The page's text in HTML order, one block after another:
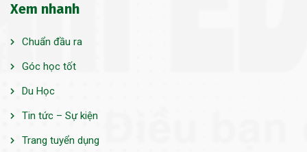
Xem nhanh
Chuẩn đầu ra
Góc học tốt
Du Học
Tin tức – Sự kiện
Trang tuyển dụng